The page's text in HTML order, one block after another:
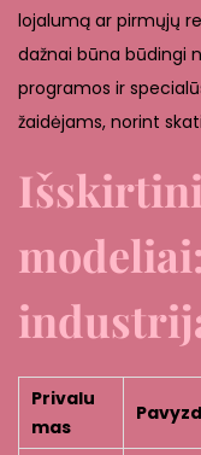
lojalumą ar pirmųjų
dažnai būna būdingi
programos ir
žaidėjams, norint
Privalu
mas